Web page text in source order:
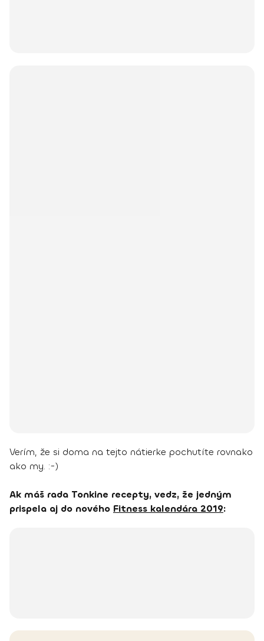
Verím, že si doma na tejto nátierke pochutíte rovnako
ako my. :-)
Ak máš rada Tonkine recepty, vedz, že jedným
prispela aj do nového Fitness kalendára 2019: